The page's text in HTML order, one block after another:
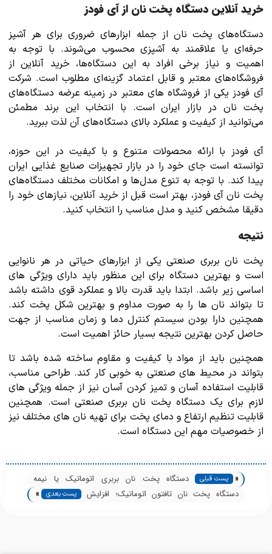
خرید آنلاین دستگاه پخت نان از آی فودز
دستگاه‌های پخت نان از جمله ابزارهای ضروری برای هر آشپز
حرفه‌ای یا علاقمند به آشپزی محسوب می‌شوند. با توجه به
اهمیت و نیاز برخی افراد به این دستگاه‌ها، خرید آنلاین از
فروشگاه‌های معتبر و قابل اعتماد گزینه‌ای مطلوب است. شرکت
آی فودز یکی از فروشگاه های معتبر در زمینه عرضه دستگاه‌های
پخت نان در بازار ایران است. با انتخاب این برند مطمئن
می‌توانید از کیفیت و عملکرد بالای دستگاه‌های آن لذت ببرید.
آی فودز با ارائه محصولات متنوع و با کیفیت در این حوزه،
توانسته است جای خود را در بازار تجهیزات صنایع غذایی ایران
پیدا کند. با توجه به تنوع مدل‌ها و امکانات مختلف دستگاه‌های
پخت نان آی فودز، بهتر است قبل از خرید آنلاین، نیاز‌های خود را
دقیقا مشخص کنید و مدل مناسب را انتخاب کنید.
نتیجه
پخت نان بربری صنعتی یکی از ابزارهای حیاتی در هر نانوایی
است و بهترین دستگاه برای این منظور باید دارای ویژگی های
اساسی زیر باشد. ابتدا باید قدرت بالا و عملکرد قوی داشته باشد
تا بتواند نان ها را به صورت مداوم و بهترین شکل پخت کند.
همچنین دارا بودن سیستم کنترل دما و زمان مناسب از جهت
حاصل کردن بهترین نتیجه بسیار حائز اهمیت است.
همچنین باید از مواد با کیفیت و مقاوم ساخته شده باشد تا
بتواند در محیط های صنعتی به خوبی کار کند. طراحی مناسب،
قابلیت استفاده آسان و تمیز کردن آسان نیز از جمله ویژگی های
لازم برای یک دستگاه پخت نان بربری صنعتی است. همچنین
قابلیت تنظیم ارتفاع و دمای پخت برای تهیه نان های مختلف نیز
از خصوصیات مهم این دستگاه است.
« پست قبلی
دستگاه پخت نان بربری اتوماتیک یا نیمه
اتوماتیک؛کدام را بخرم؟
دستگاه پخت نان تافتون اتوماتیک؛ افزایش
پست بعدی »